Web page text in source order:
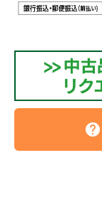
help